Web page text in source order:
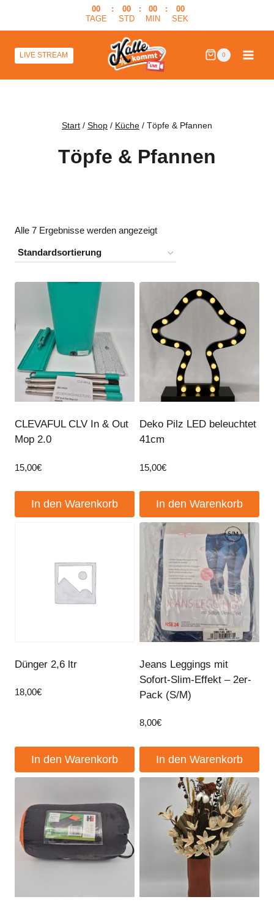
00
TAGE
:
00
STD
:
00
MIN
:
00
SEK
LIVE STREAM 0
Start / Shop / Küche / Töpfe & Pfannen
Töpfe & Pfannen
Alle 7 Ergebnisse werden angezeigt
CLEVAFUL CLV In & Out
Mop 2.0
15,00€
In den Warenkorb
Deko Pilz LED beleuchtet
41cm
15,00€
In den Warenkorb
Dünger 2,6 ltr
18,00€
In den Warenkorb
Jeans Leggings mit
Sofort-Slim-Effekt – 2er-
Pack (S/M)
8,00€
In den Warenkorb